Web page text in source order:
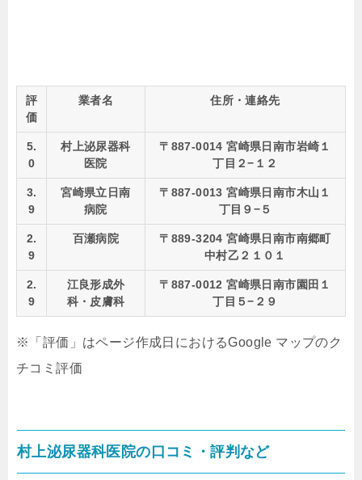
評
価
業者名 住所・連絡先
5.
0
村上泌尿器科
医院
〒887-0014 宮崎県日南市岩崎１
丁目２−１２
3.
9
宮崎県立日南
病院
〒887-0013 宮崎県日南市木山１
丁目９−５
2.
9
百瀬病院
〒889-3204 宮崎県日南市南郷町
中村乙２１０１
2.
9
江良形成外
科・皮膚科
〒887-0012 宮崎県日南市園田１
丁目５−２９
※「評価」はページ作成日におけるGoogle マップのク
チコミ評価
村上泌尿器科医院の口コミ・評判など